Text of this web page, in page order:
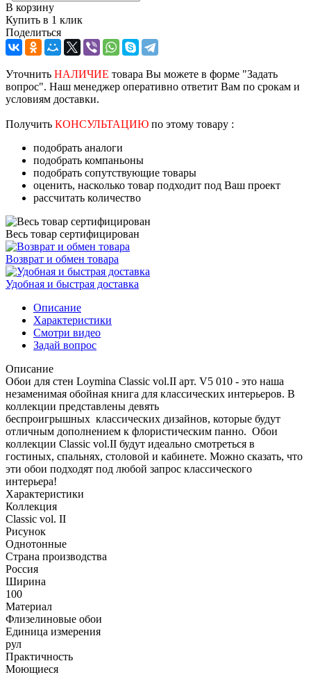
В корзину
Купить в 1 клик
Поделиться
Уточнить НАЛИЧИЕ товара Вы можете в форме "Задать
вопрос". Наш менеджер оперативно ответит Вам по срокам и
условиям доставки.
Получить КОНСУЛЬТАЦИЮ по этому товару :
подобрать аналоги
подобрать компаньоны
подобрать сопутствующие товары
оценить, насколько товар подходит под Ваш проект
рассчитать количество
Весь товар сертифицирован
Возврат и обмен товара
Удобная и быстрая доставка
Описание
Характеристики
Смотри видео
Задай вопрос
Описание
Обои для стен Loymina Classic vol.II арт. V5 010 - это наша
незаменимая обойная книга для классических интерьеров. В
коллекции представлены девять
беспроигрышных классических дизайнов, которые будут
отличным дополнением к флористическим панно. Обои
коллекции Classic vol.II будут идеально смотреться в
гостиных, спальнях, столовой и кабинете. Можно сказать, что
эти обои подходят под любой запрос классического
интерьера!
Характеристики
Коллекция
Classic vol. II
Рисунок
Однотонные
Страна производства
Россия
Ширина
100
Материал
Флизелиновые обои
Единица измерения
рул
Практичность
Моющиеся